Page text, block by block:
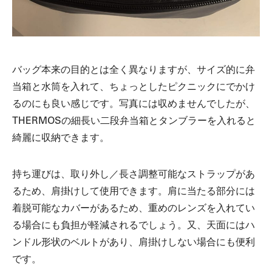
バッグ本来の目的とは全く異なりますが、サイズ的に弁
当箱と水筒を入れて、ちょっとしたピクニックにでかけ
るのにも良い感じです。写真には収めませんでしたが、
THERMOSの細長い二段弁当箱とタンブラーを入れると
綺麗に収納できます。
持ち運びは、取り外し／長さ調整可能なストラップがあ
るため、肩掛けして使用できます。肩に当たる部分には
着脱可能なカバーがあるため、重めのレンズを入れてい
る場合にも負担が軽減されるでしょう。又、天面にはハ
ンドル形状のベルトがあり、肩掛けしない場合にも便利
です。